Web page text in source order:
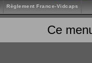
Règlement France-Vidcaps
Ce